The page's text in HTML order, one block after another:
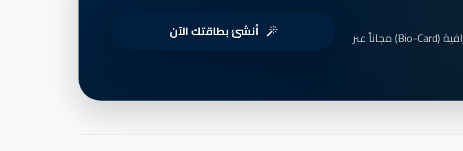
انضم الآن إلى رواد الأعمال في الناظور وقم بإنشاء بطاقة أعمالك الرقمية الاحترافية (Bio-Card) مجاناً عبر
أنشئ بطاقتك الآن